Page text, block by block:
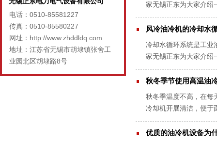
电话：0510-85581227
传真：0510-85580227
网址：http://www.zhddldq.com
地址：江苏省无锡市胡埭镇张舍工
业园北区胡埭路8号
家无锡正东为大家介绍
的，所以进口油冷机系
风冷油冷机的冷却水
冷却水循环系统是工业
家无锡正东为大家介绍
带走，其冷却的媒介是
秋冬季节使用高温油
秋冬季温度不高，在每
冷却机开展清洁，便于
言，冬季的制冷运行并
优质的油冷机设备为